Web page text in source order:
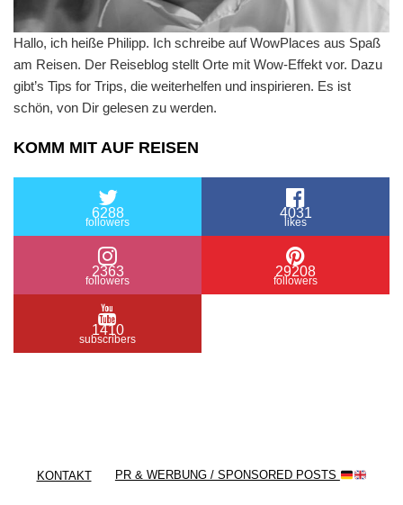
Hallo, ich heiße Philipp. Ich schreibe auf WowPlaces aus Spaß
am Reisen. Der Reiseblog stellt Orte mit Wow-Effekt vor. Dazu
gibt’s Tips for Trips, die weiterhelfen und inspirieren. Es ist
schön, von Dir gelesen zu werden.
KOMM MIT AUF REISEN
6288
followers
4031
likes
2363
followers
29208
followers
1410
subscribers
KONTAKT PR & WERBUNG / SPONSORED POSTS